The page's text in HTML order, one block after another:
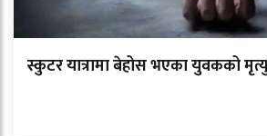
स्कुटर यात्रामा बेहोस भएका युवकको